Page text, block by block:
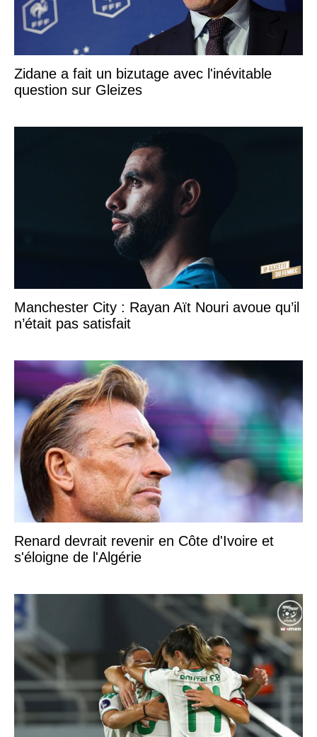
Zidane a fait un bizutage avec l'inévitable
question sur Gleizes
Manchester City : Rayan Aït Nouri avoue qu’il
n’était pas satisfait
Renard devrait revenir en Côte d'Ivoire et
s'éloigne de l'Algérie